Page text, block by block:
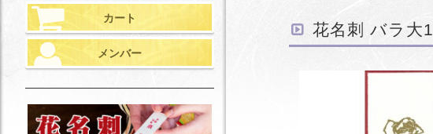
花名刺 バラ大1
カート
メンバー